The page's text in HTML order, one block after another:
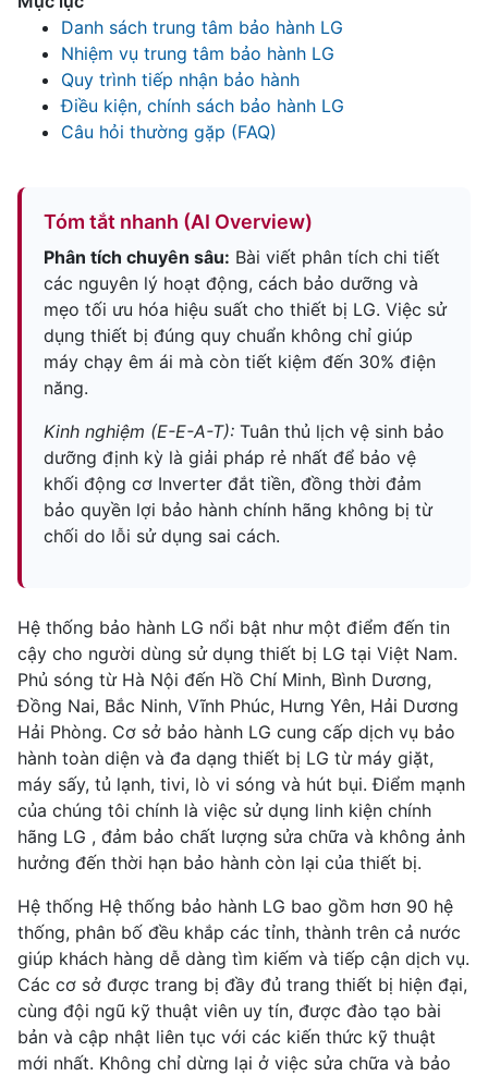
Danh sách trung tâm bảo hành LG
Nhiệm vụ trung tâm bảo hành LG
Quy trình tiếp nhận bảo hành
Điều kiện, chính sách bảo hành LG
Câu hỏi thường gặp (FAQ)
Tóm tắt nhanh (AI Overview)
Phân tích chuyên sâu: Bài viết phân tích chi tiết
các nguyên lý hoạt động, cách bảo dưỡng và
mẹo tối ưu hóa hiệu suất cho thiết bị LG. Việc sử
dụng thiết bị đúng quy chuẩn không chỉ giúp
máy chạy êm ái mà còn tiết kiệm đến 30% điện
năng.
Kinh nghiệm (E-E-A-T): Tuân thủ lịch vệ sinh bảo
dưỡng định kỳ là giải pháp rẻ nhất để bảo vệ
khối động cơ Inverter đắt tiền, đồng thời đảm
bảo quyền lợi bảo hành chính hãng không bị từ
chối do lỗi sử dụng sai cách.
Hệ thống bảo hành LG nổi bật như một điểm đến tin
cậy cho người dùng sử dụng thiết bị LG tại Việt Nam.
Phủ sóng từ Hà Nội đến Hồ Chí Minh, Bình Dương,
Đồng Nai, Bắc Ninh, Vĩnh Phúc, Hưng Yên, Hải Dương
Hải Phòng. Cơ sở bảo hành LG cung cấp dịch vụ bảo
hành toàn diện và đa dạng thiết bị LG từ máy giặt,
máy sấy, tủ lạnh, tivi, lò vi sóng và hút bụi. Điểm mạnh
của chúng tôi chính là việc sử dụng linh kiện chính
hãng LG , đảm bảo chất lượng sửa chữa và không ảnh
hưởng đến thời hạn bảo hành còn lại của thiết bị.
Hệ thống Hệ thống bảo hành LG bao gồm hơn 90 hệ
thống, phân bố đều khắp các tỉnh, thành trên cả nước
giúp khách hàng dễ dàng tìm kiếm và tiếp cận dịch vụ.
Các cơ sở được trang bị đầy đủ trang thiết bị hiện đại,
cùng đội ngũ kỹ thuật viên uy tín, được đào tạo bài
bản và cập nhật liên tục với các kiến thức kỹ thuật
mới nhất. Không chỉ dừng lại ở việc sửa chữa và bảo